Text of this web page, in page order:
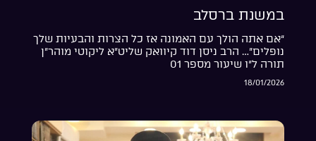
במשנת ברסלב
“אם אתה הולך עם האמונה אז כל הצרות והבעיות שלך
נופלים”… הרב ניסן דוד קיוואק שליט”א ליקוטי מוהר”ן
תורה ל”ו שיעור מספר 01
18/01/2026